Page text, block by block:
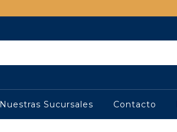
Nuestras Sucursales Contacto